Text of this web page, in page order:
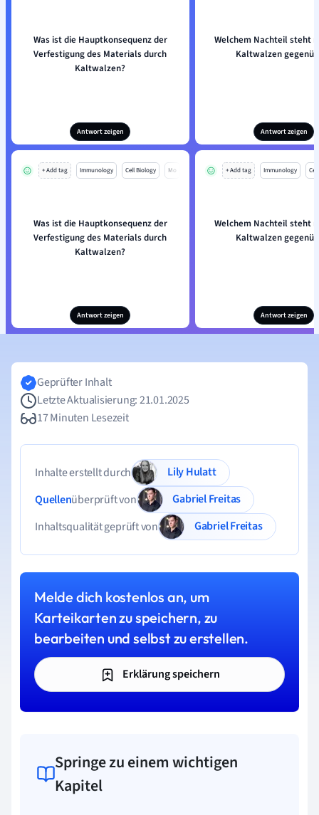
Was ist die Hauptkonsequenz der
Verfestigung des Materials durch
Kaltwalzen?
Antwort zeigen
Welchem Nachteil steht
Kaltwalzen
Antwort zeigen
+ Add tag Immunology Cell Biology Mo
Was ist die Hauptkonsequenz der
Verfestigung des Materials durch
Kaltwalzen?
Antwort zeigen
+ Add tag Immunology
Welchem Nachteil steht
Kaltwalzen
Antwort zeigen
Geprüfter Inhalt
Letzte Aktualisierung: 21.01.2025
17 Minuten Lesezeit
Inhalte erstellt durch
Lily Hulatt
Quellenüberprüft von
Gabriel Freitas
Inhaltsqualität geprüft von
Gabriel Freitas
Melde dich kostenlos an, um
Karteikarten zu speichern, zu
bearbeiten und selbst zu erstellen.
Erklärung speichern
Springe zu einem wichtigen
Kapitel